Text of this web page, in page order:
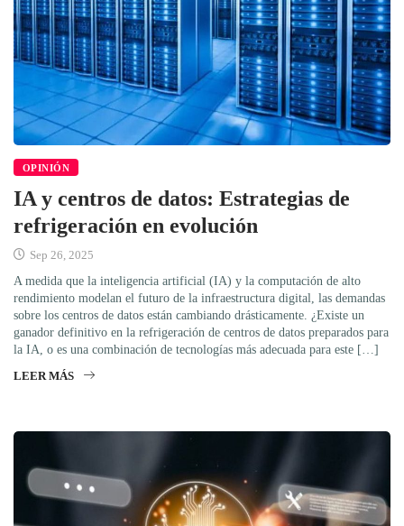
OPINIÓN
IA y centros de datos: Estrategias de
refrigeración en evolución
Sep 26, 2025
A medida que la inteligencia artificial (IA) y la computación de alto
rendimiento modelan el futuro de la infraestructura digital, las demandas
sobre los centros de datos están cambiando drásticamente. ¿Existe un
ganador definitivo en la refrigeración de centros de datos preparados para
la IA, o es una combinación de tecnologías más adecuada para este […]
LEER MÁS